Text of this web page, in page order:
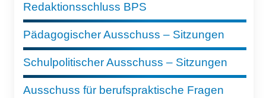
Redaktionsschluss BPS
Pädagogischer Ausschuss – Sitzungen
Schulpolitischer Ausschuss – Sitzungen
Ausschuss für berufspraktische Fragen